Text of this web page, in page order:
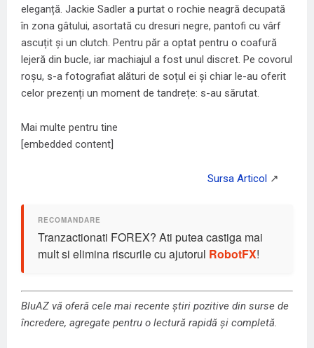
eleganță. Jackie Sadler a purtat o rochie neagră decupată
în zona gâtului, asortată cu dresuri negre, pantofi cu vârf
ascuțit și un clutch. Pentru păr a optat pentru o coafură
lejeră din bucle, iar machiajul a fost unul discret. Pe covorul
roșu, s-a fotografiat alături de soțul ei și chiar le-au oferit
celor prezenți un moment de tandrețe: s-au sărutat.
Mai multe pentru tine
[embedded content]
Tranzactionati FOREX? Ati putea castiga mai
mult si elimina riscurile cu ajutorul RobotFX!
BluAZ vă oferă cele mai recente știri pozitive din surse de
încredere, agregate pentru o lectură rapidă și completă.